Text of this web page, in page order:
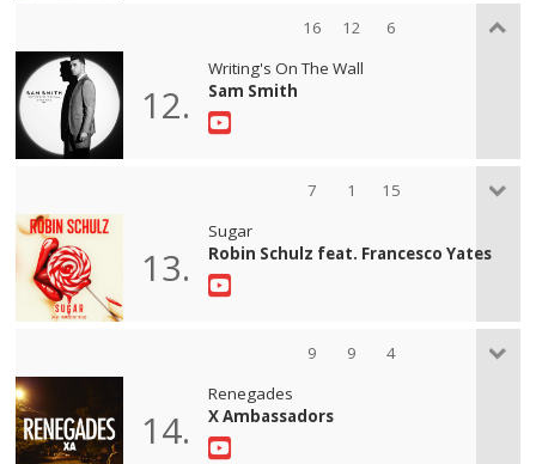
16 12 6
12.
Writing's On The Wall
Sam Smith
7 1 15
13.
Sugar
Robin Schulz feat. Francesco Yates
9 9 4
14.
Renegades
X Ambassadors